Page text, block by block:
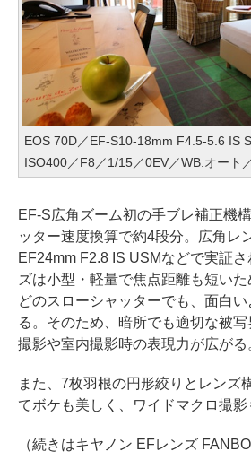
EOS 70D／EF-S10-18mm F4.5-5.6 IS
ISO400／F8／1/15／0EV／WB:オート
EF-S広角ズーム初の手ブレ補正機
ッター速度換算で約4段分。広角レ
EF24mm F2.8 IS USMなどで実証
ズは小型・軽量で焦点距離も短い
どのスローシャッターでも、面白
る。そのため、暗所でも適切な被
撮影や室内撮影時の表現力が広がる
また、7枚羽根の円形絞りとレンズ
てボケも美しく、ワイドマクロ撮影
（続きはキヤノン EFレンズ